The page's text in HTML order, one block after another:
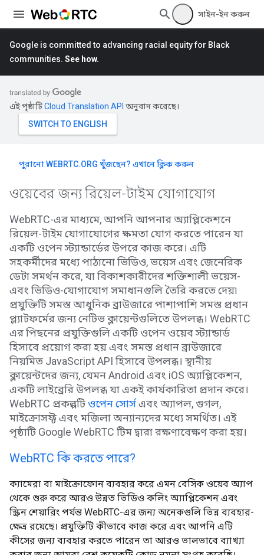
সাইন-ইন করুন
Google is committed to advancing racial equity for Black
communities. See how.
এই পৃষ্ঠাটিCloud Translation API অনুবাদ করেছে।
পুরানো WEBRTC.ORG খুঁজছেন? এখানে ক্লিক করুন
ওয়েবের জন্য রিয়েল-টাইম যোগাযোগ
WebRTC-এর মাধ্যমে, আপনি আপনার অ্যাপ্লিকেশনে
রিয়েল-টাইম যোগাযোগের ক্ষমতা যোগ করতে পারেন যা
একটি ওপেন স্ট্যান্ডার্ডের উপরে কাজ করে। এটি
সহকর্মীদের মধ্যে পাঠানো ভিডিও, ভয়েস এবং জেনেরিক
ডেটা সমর্থন করে, যা বিকাশকারীদের শক্তিশালী ভয়েস-
এবং ভিডিও-যোগাযোগ সমাধানগুলি তৈরি করতে দেয়৷
প্রযুক্তিটি সমস্ত আধুনিক ব্রাউজারে পাশাপাশি সমস্ত প্রধান
প্ল্যাটফর্মের জন্য নেটিভ ক্লায়েন্টগুলিতে উপলব্ধ। WebRTC
এর পিছনের প্রযুক্তিগুলি একটি ওপেন ওয়েব স্ট্যান্ডার্ড
হিসাবে প্রয়োগ করা হয় এবং সমস্ত প্রধান ব্রাউজারে
নিয়মিত JavaScript API হিসাবে উপলব্ধ। স্থানীয়
ক্লায়েন্টদের জন্য, যেমন Android এবং iOS অ্যাপ্লিকেশন,
একটি লাইব্রেরি উপলব্ধ যা একই কার্যকারিতা প্রদান করে।
WebRTC প্রকল্পটিওপেন সোর্সএবং অ্যাপল, গুগল,
মাইক্রোসফ্ট এবং মজিলা অন্যান্যদের মধ্যে সমর্থিত। এই
পৃষ্ঠাটি Google WebRTC টিম দ্বারা রক্ষণাবেক্ষণ করা হয়।
WebRTC কি করতে পারে?
ক্যামেরা বা মাইক্রোফোন ব্যবহার করে এমন বেসিক ওয়েব অ্যাপ
থেকে শুরু করে আরও উন্নত ভিডিও কলিং অ্যাপ্লিকেশন এবং
স্ক্রিন শেয়ারিং পর্যন্ত WebRTC-এর জন্য অনেকগুলি ভিন্ন ব্যবহার-
ক্ষেত্র রয়েছে। প্রযুক্তিটি কীভাবে কাজ করে এবং আপনি এটি
কীসের জন্য ব্যবহার করতে পারেন তা আরও ভালভাবে ব্যাখ্যা